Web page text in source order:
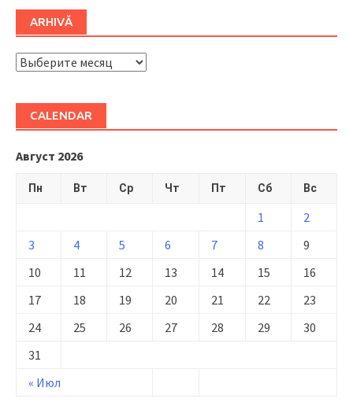
ARHIVĂ
ARHIVĂ
CALENDAR
Август 2026
Пн Вт Ср Чт Пт Сб Вс
« Июл
1
2
3
4 5 6 7 8
9
10
11 12 13 14 15
16
17
18 19 20 21 22
23
24
25 26 27 28 29
30
31